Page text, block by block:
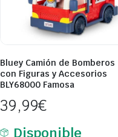
Bluey Camión de Bomberos
con Figuras y Accesorios
BLY68000 Famosa
39,99€
Disponible